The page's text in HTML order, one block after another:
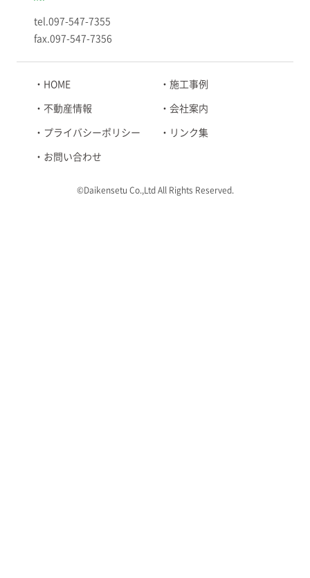
tel.097-547-7355
fax.097-547-7356
HOME 施工事例
不動産情報 会社案内
プライバシーポリシー リンク集
お問い合わせ
©Daikensetu Co.,Ltd All Rights Reserved.